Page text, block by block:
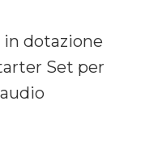
dotazione
Set per